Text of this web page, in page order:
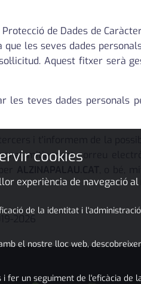
de Dades de
les seves dades
Aquest fitxer serà
teves dades personals
mitjançant correu
cookies
experiència de navegació
de la identitat i
el nostre lloc web,
fer un seguiment de l'eficàcia de